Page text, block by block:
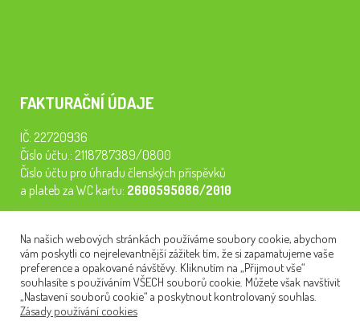
FAKTURAČNÍ ÚDAJE
IČ: 22720936
Číslo účtu.: 2118787389/0800
Číslo účtu pro úhradu členských příspěvků
a plateb za WC kartu: 2600595086/2010
semináře, konferenci, plavbu na lodi a WC kartu. Z peněz
tiskneme odborné publikace pro pacienty.
Na našich webových stránkách používáme soubory cookie, abychom
vám poskytli co nejrelevantnější zážitek tím, že si zapamatujeme vaše
preference a opakované návštěvy. Kliknutím na „Přijmout vše“
souhlasíte s používáním VŠECH souborů cookie. Můžete však navštívit
„Nastavení souborů cookie“ a poskytnout kontrolovaný souhlas.
Zásady používání cookies